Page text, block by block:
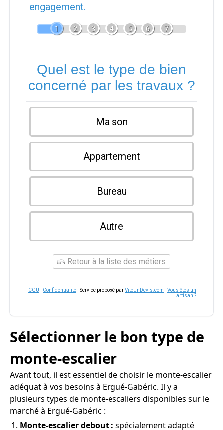
engagement.
1 2 3 4 5 6 7
Quel est le type de bien
concerné par les travaux ?
Maison
Appartement
Bureau
Autre
Retour à la liste des métiers
CGU - Confidentialité- Service proposé parViteUnDevis.com -Vous êtes un
artisan ?
Sélectionner le bon type de
monte-escalier
Avant tout, il est essentiel de choisir le monte-escalier
adéquat à vos besoins à Ergué-Gabéric. Il y a
plusieurs types de monte-escaliers disponibles sur le
marché à Ergué-Gabéric :
Monte-escalier debout : spécialement adapté